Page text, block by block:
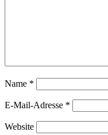
Name *
E-Mail-Adresse *
Website